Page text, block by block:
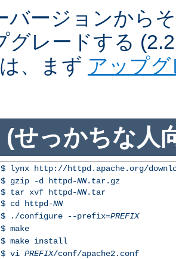
バージョンから
グレードする
、まず アップ
(せっかちな人
$ lynx http://httpd.apache.org/
$ gzip -d httpd-NN.tar.gz
$ tar xvf httpd-NN.tar
$ cd httpd-NN
$ ./configure --prefix=PREFIX
$ make
$ make install
$ vi PREFIX/conf/apache2.conf